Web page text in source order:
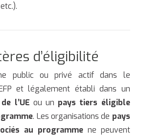
d’éligibilité
public ou privé actif dans le
et légalement établi dans un
l’UE ou un pays tiers éligible
. Les organisations de pays
au programme ne peuvent